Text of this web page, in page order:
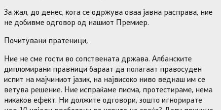
За жал, до денес, кога се одржува оваа јавна расправа, ние
не добивме одговор од нашиот Премиер.
Почитувани пратеници,
Ние не сме гости во сопствената држава. Албанските
дипломирани правници бараат да полагаат правосуден
испит на мајчиниот јазик, на највисоко ниво веднаш им се
ветува решение. Ние испраќаме писма, протестираме, нема
никаков ефект. Ни должите одговори, зошто игнорирате